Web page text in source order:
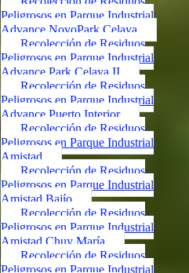
Peligrosos en Parque Industrial
Advance NovoPark Celaya
Recolección de Residuos
Peligrosos en Parque Industrial
Advance Park Celaya II
Recolección de Residuos
Peligrosos en Parque Industrial
Advance Puerto Interior
Recolección de Residuos
Peligrosos en Parque Industrial
Amistad
Recolección de Residuos
Peligrosos en Parque Industrial
Amistad Bajío
Recolección de Residuos
Peligrosos en Parque Industrial
Amistad Chuy María
Recolección de Residuos
Peligrosos en Parque Industrial